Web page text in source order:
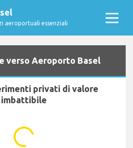
aeroportuali essenziali
verso Aeroporto Basel
privati di valore
imbattibile